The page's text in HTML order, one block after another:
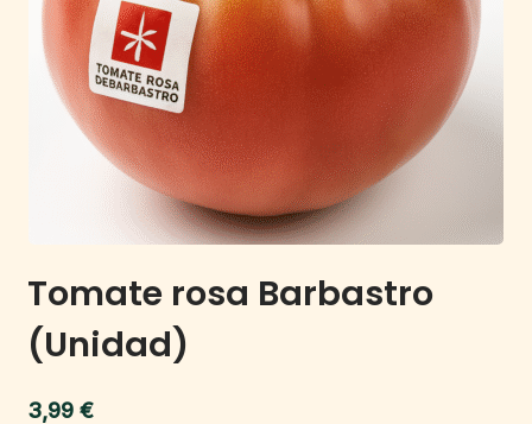
Tomate rosa Barbastro
(Unidad)
3,99 €